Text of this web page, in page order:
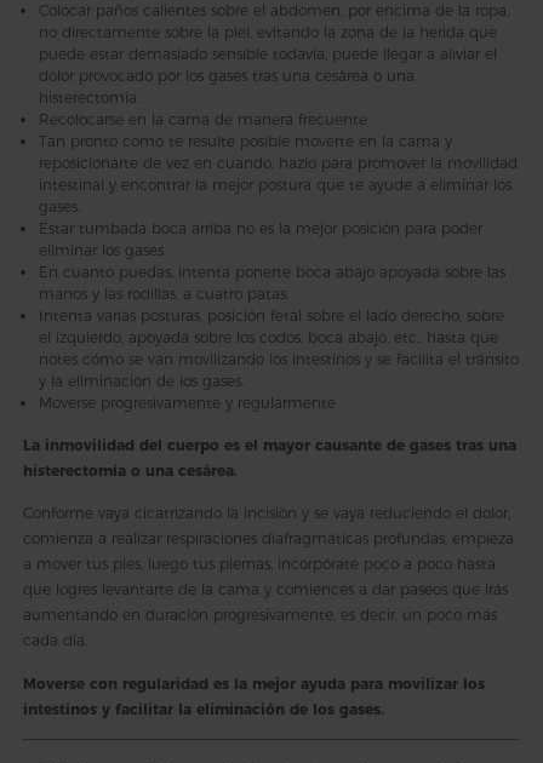
Colocar paños calientes sobre el abdomen, por encima de la ropa,
no directamente sobre la piel, evitando la zona de la herida que
puede estar demasiado sensible todavía, puede llegar a aliviar el
dolor provocado por los gases tras una cesárea o una
histerectomía.
Recolocarse en la cama de manera frecuente
Tan pronto como te resulte posible moverte en la cama y
reposicionarte de vez en cuando, hazlo para promover la movilidad
intestinal y encontrar la mejor postura que te ayude a eliminar los
gases.
Estar tumbada boca arriba no es la mejor posición para poder
eliminar los gases.
En cuanto puedas, intenta ponerte boca abajo apoyada sobre las
manos y las rodillas, a cuatro patas.
Intenta varias posturas, posición fetal sobre el lado derecho, sobre
el izquierdo, apoyada sobre los codos, boca abajo, etc., hasta que
notes cómo se van movilizando los intestinos y se facilita el tránsito
y la eliminación de los gases.
Moverse progresivamente y regularmente
La inmovilidad del cuerpo es el mayor causante de gases tras una
histerectomía o una cesárea.
Conforme vaya cicatrizando la incisión y se vaya reduciendo el dolor,
comienza a realizar respiraciones diafragmáticas profundas, empieza
a mover tus pies, luego tus piernas, incorpórate poco a poco hasta
que logres levantarte de la cama y comiences a dar paseos que irás
aumentando en duración progresivamente, es decir, un poco más
cada día.
Moverse con regularidad es la mejor ayuda para movilizar los
intestinos y facilitar la eliminación de los gases.